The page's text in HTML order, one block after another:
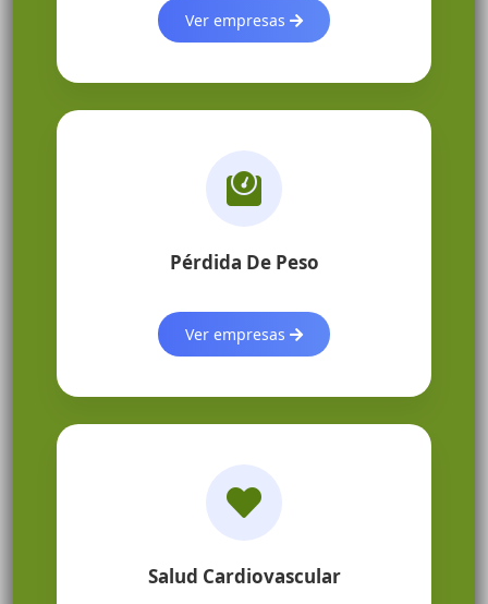
Ver empresas
Pérdida De Peso
Ver empresas
Salud Cardiovascular